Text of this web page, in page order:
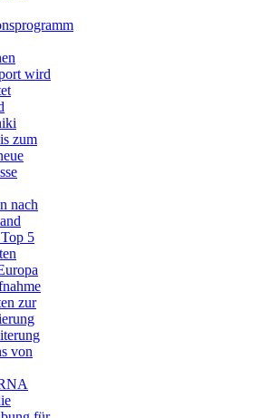
wird
zum
nach
5
zur
von